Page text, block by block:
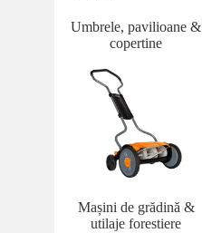
Umbrele, pavilioane &
copertine
Mașini de grădină &
utilaje forestiere